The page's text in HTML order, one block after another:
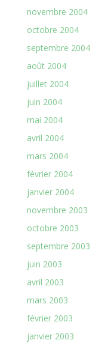
novembre 2004
octobre 2004
septembre 2004
août 2004
juillet 2004
juin 2004
mai 2004
avril 2004
mars 2004
février 2004
janvier 2004
novembre 2003
octobre 2003
septembre 2003
juin 2003
avril 2003
mars 2003
février 2003
janvier 2003